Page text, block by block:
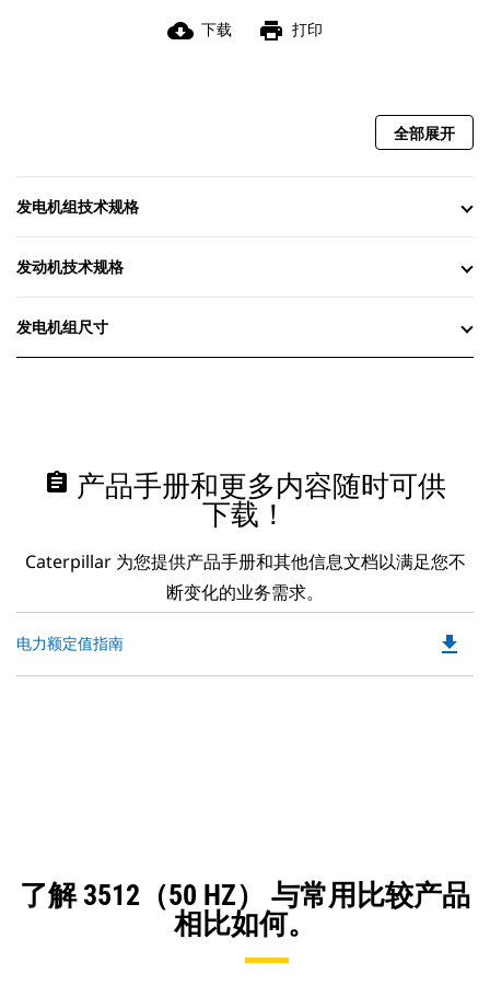
cloud_download 下载 print 打印
全部展开
发电机组技术规格
发动机技术规格
发电机组尺寸
assignment 产品手册和更多内容随时可供
下载！
Caterpillar 为您提供产品手册和其他信息文档以满足您不
断变化的业务需求。
电力额定值指南 file_download
了解 3512（50 HZ） 与常用比较产品
相比如何。